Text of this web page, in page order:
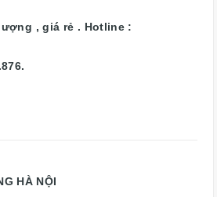
, giá rẻ . Hotline :
NỘI